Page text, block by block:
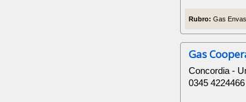
Rubro: Gas
Gas
Concordia -
0345 4224466